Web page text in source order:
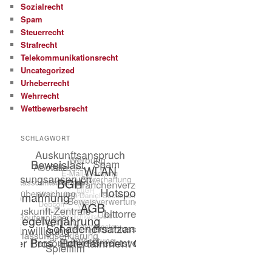
Sozialrecht
Spam
Steuerrecht
Strafrecht
Telekommunikationsrecht
Uncategorized
Urheberrecht
Wehrrecht
Wettbewerbsrecht
SCHLAGWORT